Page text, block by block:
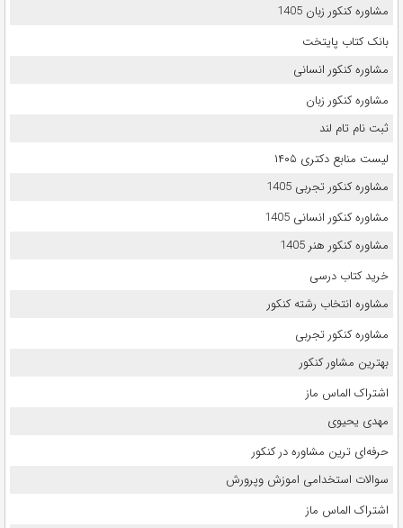
مشاوره کنکور زبان 1405
بانک کتاب پایتخت
مشاوره کنکور انسانی
مشاوره کنکور زبان
ثبت نام تام لند
لیست منابع دکتری ۱۴۰۵
مشاوره کنکور تجربی 1405
مشاوره کنکور انسانی 1405
مشاوره کنکور هنر 1405
خرید کتاب درسی
مشاوره انتخاب رشته کنکور
مشاوره کنکور تجربی
بهترین مشاور کنکور
اشتراک الماس ماز
مهدی یحیوی
حرفه‌ای ترین مشاوره در کنکور
سوالات استخدامی اموزش وپرورش
اشتراک الماس ماز